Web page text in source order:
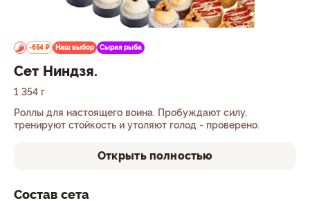
-654 ₽ Наш выбор Сырая рыба
Сет Ниндзя.
1 354 г
Роллы для настоящего воина. Пробуждают силу,
тренируют стойкость и утоляют голод - проверено.
Открыть полностью
Состав сета